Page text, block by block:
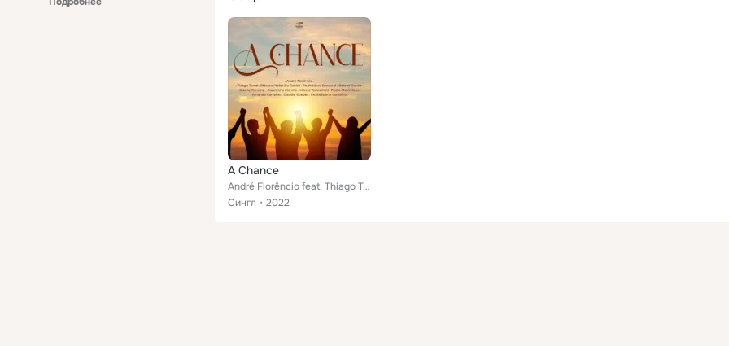
A Chance
André Florêncio feat. Thiago Tomé, Ministério Amor e Adoração, Padre Adriano Zandoná, Nelsinho Corrêa, Márcio Todeschini, Rogeri...
Сингл
2022